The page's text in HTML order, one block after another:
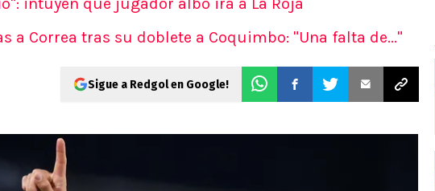
a Correa tras su doblete a Coquimbo: "Una falta de..."
Sigue a Redgol en Google!